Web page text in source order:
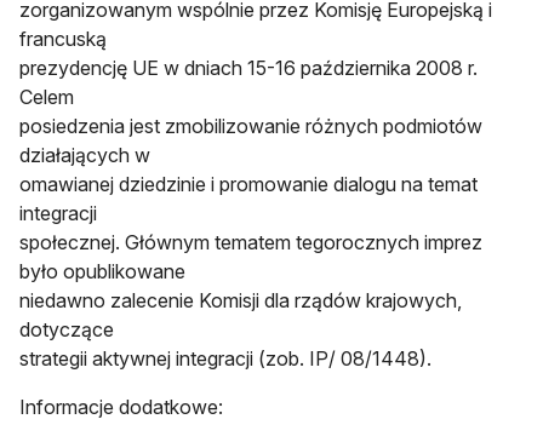
zorganizowanym wspólnie przez Komisję Europejską i
francuską
prezydencję UE w dniach 15-16 października 2008 r.
Celem
posiedzenia jest zmobilizowanie różnych podmiotów
działających w
omawianej dziedzinie i promowanie dialogu na temat
integracji
społecznej. Głównym tematem tegorocznych imprez
było opublikowane
niedawno zalecenie Komisji dla rządów krajowych,
dotyczące
strategii aktywnej integracji (zob. IP/ 08/1448).
Informacje dodatkowe: